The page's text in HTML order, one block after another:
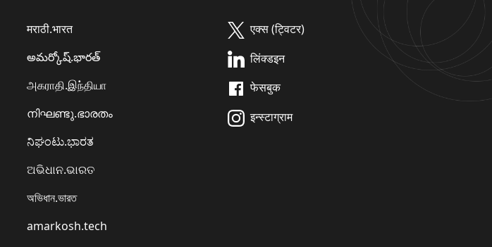
मराठी.भारत
అమర్కోష్.భారత్
அகராதி.இந்தியா
നിഘണ്ടു.ഭാരതം
ನಿಘಂಟು.ಭಾರತ
ଅଭିଧାନ.ଭାରତ
অভিধান.ভারত
amarkosh.tech
एक्स (ट्विटर)
लिंक्डइन
फेसबुक
इन्स्टाग्राम